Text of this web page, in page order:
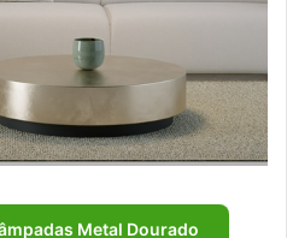
Metal Dourado